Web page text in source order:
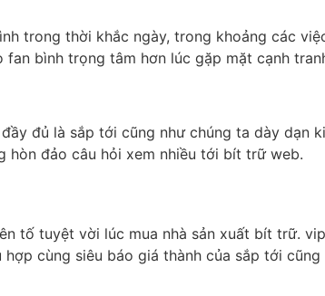
trong thời khắc ngày, trong khoảng các
bình trọng tâm hơn lúc gặp mặt cạnh
đủ là sắp tới cũng như chúng ta dày dạn
hòn đảo câu hỏi xem nhiều tới bít trữ web.
tố tuyệt vời lúc mua nhà sản xuất bít trữ.
cùng siêu báo giá thành của sắp tới